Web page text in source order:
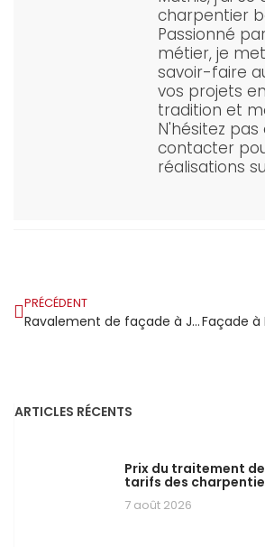
charpentier
Passionné
métier, je
savoir-faire
vos projets
tradition et
N'hésitez pas
contacter
réalisations
PRÉCÉDENT
Ravalement de façade à Juvisy-sur-Orge : quand entretien extérieur rime avec fierté du quartier
ARTICLES RÉCENTS
Prix du traitement
tarifs des
7 août 2026